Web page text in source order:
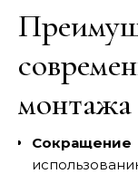
монтажа